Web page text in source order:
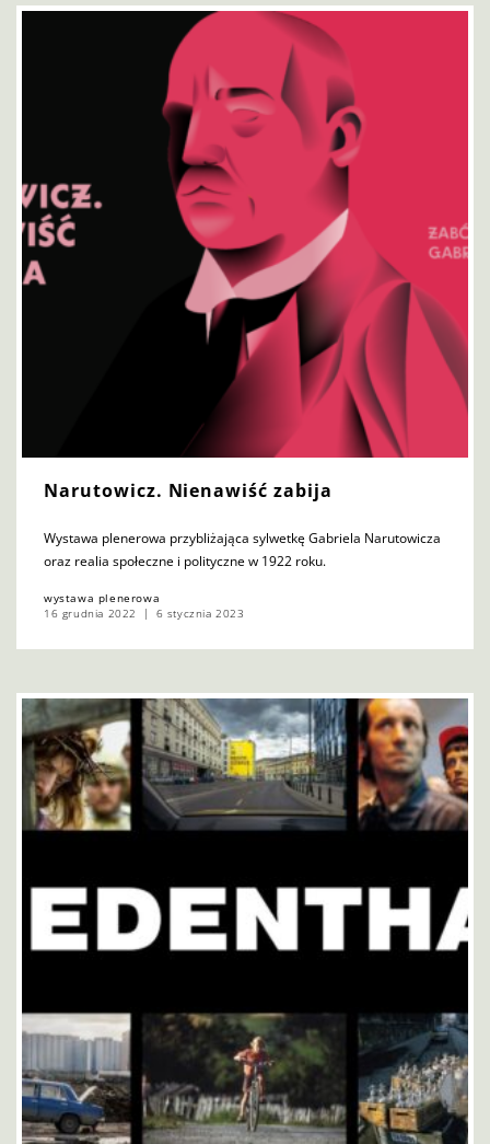
Narutowicz. Nienawiść zabija
Wystawa plenerowa przybliżająca sylwetkę Gabriela Narutowicza
oraz realia społeczne i polityczne w 1922 roku.
wystawa plenerowa
16 grudnia 2022
6 stycznia 2023